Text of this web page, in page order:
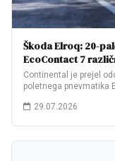
Škoda Elroq: 20-
EcoContact 7
Continental je prejel
poletnega pnevmatika
29.07.2026